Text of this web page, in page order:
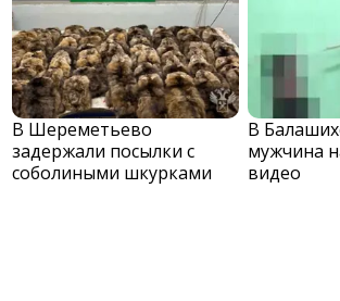
В Шереметьево
задержали посылки с
соболиными шкурками
В
мужчина
видео